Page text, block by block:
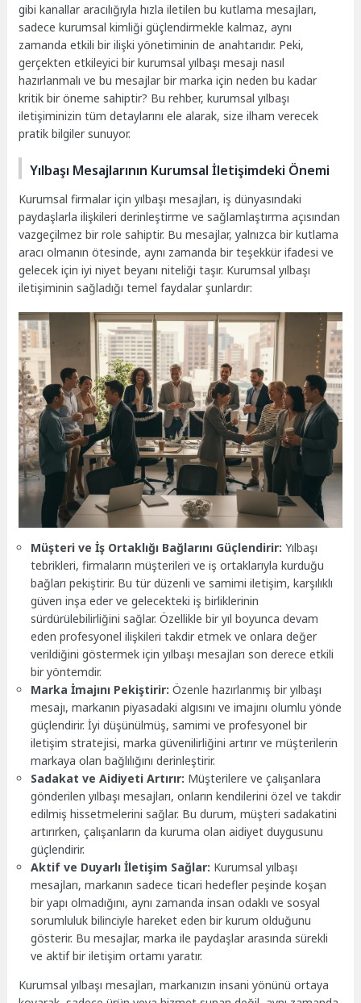
gibi kanallar aracılığıyla hızla iletilen bu kutlama mesajları,
sadece kurumsal kimliği güçlendirmekle kalmaz, aynı
zamanda etkili bir ilişki yönetiminin de anahtarıdır. Peki,
gerçekten etkileyici bir kurumsal yılbaşı mesajı nasıl
hazırlanmalı ve bu mesajlar bir marka için neden bu kadar
kritik bir öneme sahiptir? Bu rehber, kurumsal yılbaşı
iletişiminizin tüm detaylarını ele alarak, size ilham verecek
pratik bilgiler sunuyor.
Yılbaşı Mesajlarının Kurumsal İletişimdeki Önemi
Kurumsal firmalar için yılbaşı mesajları, iş dünyasındaki
paydaşlarla ilişkileri derinleştirme ve sağlamlaştırma açısından
vazgeçilmez bir role sahiptir. Bu mesajlar, yalnızca bir kutlama
aracı olmanın ötesinde, aynı zamanda bir teşekkür ifadesi ve
gelecek için iyi niyet beyanı niteliği taşır. Kurumsal yılbaşı
iletişiminin sağladığı temel faydalar şunlardır:
Müşteri ve İş Ortaklığı Bağlarını Güçlendirir: Yılbaşı
tebrikleri, firmaların müşterileri ve iş ortaklarıyla kurduğu
bağları pekiştirir. Bu tür düzenli ve samimi iletişim, karşılıklı
güven inşa eder ve gelecekteki iş birliklerinin
sürdürülebilirliğini sağlar. Özellikle bir yıl boyunca devam
eden profesyonel ilişkileri takdir etmek ve onlara değer
verildiğini göstermek için yılbaşı mesajları son derece etkili
bir yöntemdir.
Marka İmajını Pekiştirir: Özenle hazırlanmış bir yılbaşı
mesajı, markanın piyasadaki algısını ve imajını olumlu yönde
güçlendirir. İyi düşünülmüş, samimi ve profesyonel bir
iletişim stratejisi, marka güvenilirliğini artırır ve müşterilerin
markaya olan bağlılığını derinleştirir.
Sadakat ve Aidiyeti Artırır: Müşterilere ve çalışanlara
gönderilen yılbaşı mesajları, onların kendilerini özel ve takdir
edilmiş hissetmelerini sağlar. Bu durum, müşteri sadakatini
artırırken, çalışanların da kuruma olan aidiyet duygusunu
güçlendirir.
Aktif ve Duyarlı İletişim Sağlar: Kurumsal yılbaşı
mesajları, markanın sadece ticari hedefler peşinde koşan
bir yapı olmadığını, aynı zamanda insan odaklı ve sosyal
sorumluluk bilinciyle hareket eden bir kurum olduğunu
gösterir. Bu mesajlar, marka ile paydaşlar arasında sürekli
ve aktif bir iletişim ortamı yaratır.
Kurumsal yılbaşı mesajları, markanızın insani yönünü ortaya